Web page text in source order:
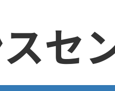
セ